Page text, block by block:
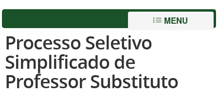
MENU
Processo Seletivo
Simplificado de
Professor Substituto